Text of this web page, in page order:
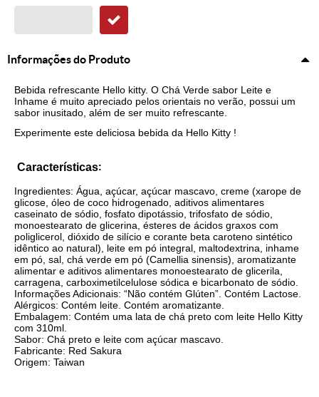
Informações do Produto
Bebida refrescante Hello kitty. O Chá Verde sabor Leite e
Inhame é muito apreciado pelos orientais no verão, possui um
sabor inusitado, além de ser muito refrescante.
Experimente este deliciosa bebida da Hello Kitty !
Características:
Ingredientes: Água, açúcar, açúcar mascavo, creme (xarope de
glicose, óleo de coco hidrogenado, aditivos alimentares
caseinato de sódio, fosfato dipotássio, trifosfato de sódio,
monoestearato de glicerina, ésteres de ácidos graxos com
poliglicerol, dióxido de silício e corante beta caroteno sintético
idêntico ao natural), leite em pó integral, maltodextrina, inhame
em pó, sal, chá verde em pó (Camellia sinensis), aromatizante
alimentar e aditivos alimentares monoestearato de glicerila,
carragena, carboximetilcelulose sódica e bicarbonato de sódio.
Informações Adicionais: “Não contém Glúten”. Contém Lactose.
Alérgicos: Contém leite. Contém aromatizante.
Embalagem: Contém uma lata de chá preto com leite Hello Kitty
com 310ml.
Sabor: Chá preto e leite com açúcar mascavo.
Fabricante: Red Sakura
Origem: Taiwan